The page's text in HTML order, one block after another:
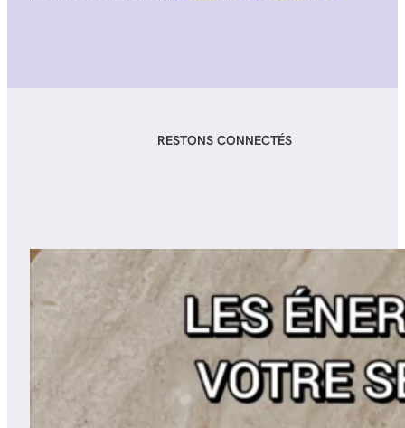
RESTONS CONNECTÉS